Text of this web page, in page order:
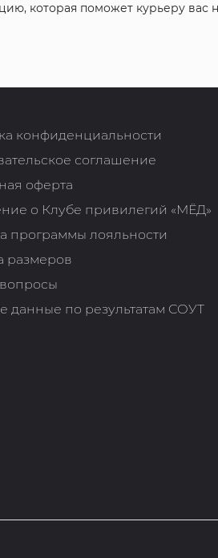
которая поможет курьеру
конфиденциальности
соглашение
оферта
о Клубе привилегий «МЁД»
программы лояльности
размеров
данные по результатам СОУТ